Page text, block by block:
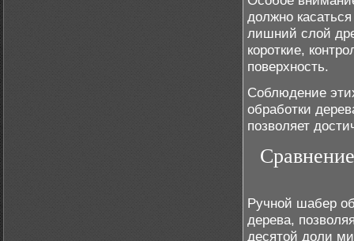
должно
лишний слой
короткие,
поверхность.
Соблюдение
обработки
позволяет
Ручной шабер
дерева,
десятой доли